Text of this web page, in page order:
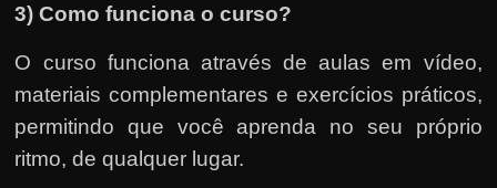
3) Como funciona o curso?
O curso funciona através de aulas em vídeo,
materiais complementares e exercícios práticos,
permitindo que você aprenda no seu próprio
ritmo, de qualquer lugar.